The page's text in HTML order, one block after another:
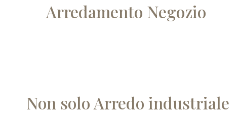
Arredamento Negozio
Non solo Arredo industriale